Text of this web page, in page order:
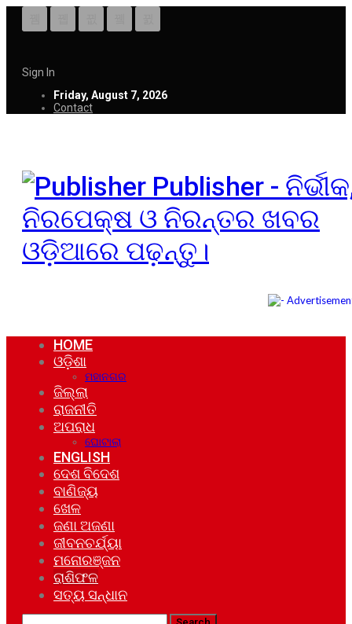
Sign In
Friday, August 7, 2026
Contact
Publisher -
ନିରପେକ୍ଷ ଓ ନିରନ୍ତର ଖବର
ଓଡ଼ିଆରେ ପଢ଼ନ୍ତୁ।
HOME
ଓଡ଼ିଶା
ମହାନଗର
ଜିଲ୍ଲା
ରାଜନୀତି
ଅପରାଧ
ଘୋଟାଲା
ENGLISH
ଦେଶ ବିଦେଶ
ବାଣିଜ୍ୟ
ଖେଳ
ଜଣା ଅଜଣା
ଜୀବନଚର୍ଯ୍ୟା
ମନୋରଞ୍ଜନ
ରାଶିଫଳ
ସତ୍ୟ ସନ୍ଧାନ